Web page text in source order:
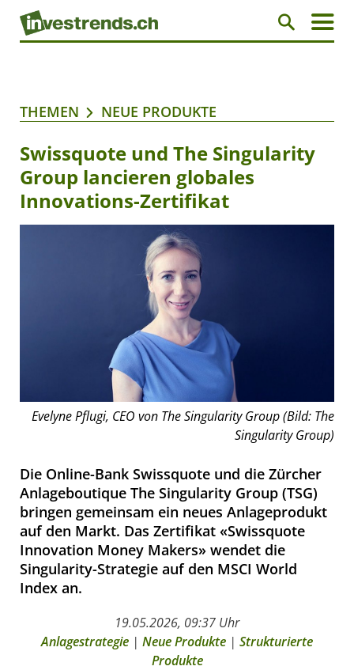
THEMEN NEUE PRODUKTE
Swissquote und The Singularity
Group lancieren globales
Innovations-Zertifikat
Evelyne Pflugi, CEO von The Singularity Group (Bild: The
Singularity Group)
Die Online-Bank Swissquote und die Zürcher
Anlageboutique The Singularity Group (TSG)
bringen gemeinsam ein neues Anlageprodukt
auf den Markt. Das Zertifikat «Swissquote
Innovation Money Makers» wendet die
Singularity-Strategie auf den MSCI World
Index an.
19.05.2026, 09:37 Uhr
Anlagestrategie | Neue Produkte | Strukturierte
Produkte